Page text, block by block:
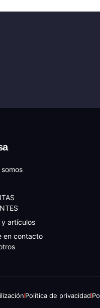
artículos
en contacto
Política de privacidad